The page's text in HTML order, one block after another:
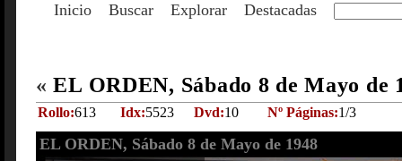
Inicio Buscar Explorar Destacadas
« EL ORDEN, Sábado 8 de Mayo de
Rollo:613 Idx:5523 Dvd:10 Nº Páginas:1/3
EL ORDEN, Sábado 8 de Mayo de 1948